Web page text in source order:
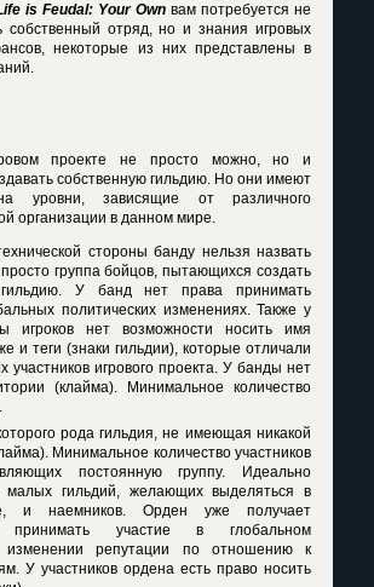
is Feudal: Your Own вам потребуется не
собственный отряд, но и знания игровых
некоторые из них представлены в
проекте не просто можно, но и
собственную гильдию. Но они имеют
уровни, зависящие от различного
организации в данном мире.
стороны банду нельзя назвать
группа бойцов, пытающихся создать
гильдию. У банд нет права принимать
политических изменениях. Также у
игроков нет возможности носить имя
и теги (знаки гильдии), которые отличали
участников игрового проекта. У банды нет
(клайма). Минимальное количество
рода гильдия, не имеющая никакой
Минимальное количество участников
постоянную группу. Идеально
малых гильдий, желающих выделяться в
и наемников. Орден уже получает
принимать участие в глобальном
изменении репутации по отношению к
У участников ордена есть право носить